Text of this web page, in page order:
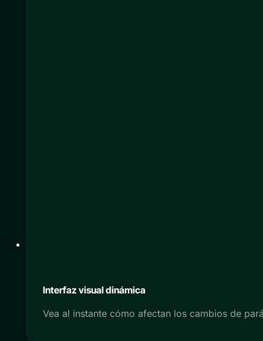
Interfaz visual dinámica
Vea al instante cómo afectan los cambios de